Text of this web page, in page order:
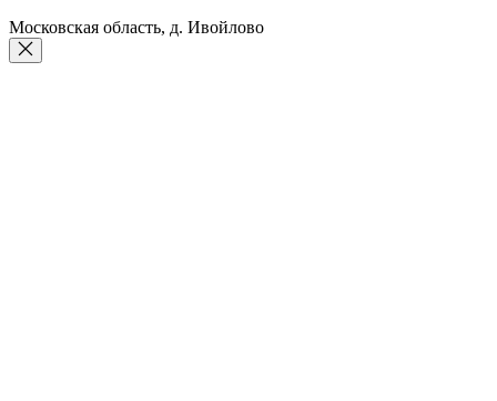
Московская область, д. Ивойлово